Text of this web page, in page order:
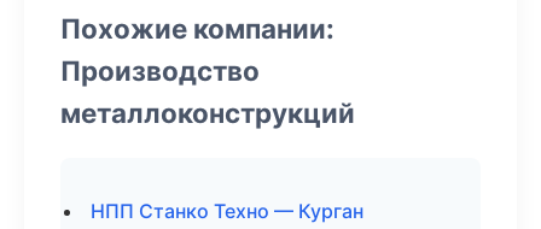
Похожие компании:
Производство
металлоконструкций
НПП Станко Техно — Курган